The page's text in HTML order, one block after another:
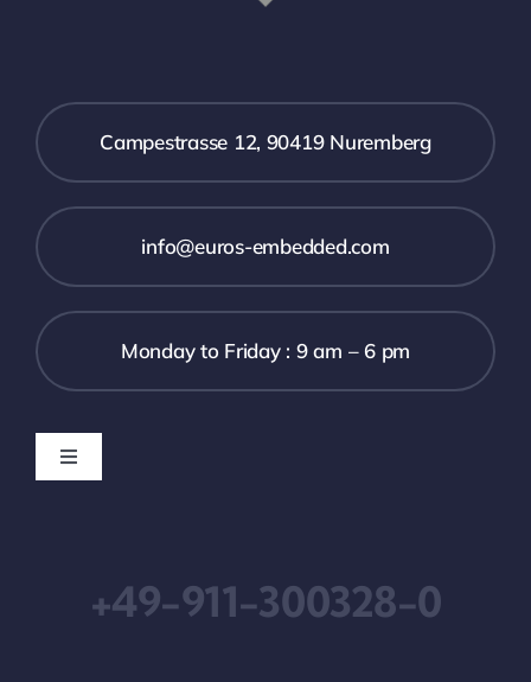
Campestrasse 12, 90419 Nuremberg
info@euros-embedded.com
Monday to Friday : 9 am – 6 pm
Toggle
Impressum+49-911-300328-0